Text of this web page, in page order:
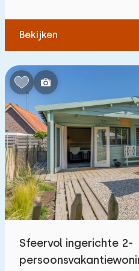
1 2
Tot openbaar vervoer (max.
0,2 1 2
Accommodatie
Niet op vakantiepark
Op vakantiepark
Vrijstaande woning
Vakantieboerderij
Bekijken
Sfeervol ingerichte 2-